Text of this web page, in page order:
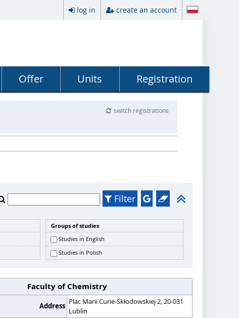
log in create an account
Offer Units Registration
switch registrations
Filter
Groups of studies
Studies in English
Studies in Polish
Faculty of Chemistry
Address Plac Marii Curie-Skłodowskiej 2, 20-031
Lublin